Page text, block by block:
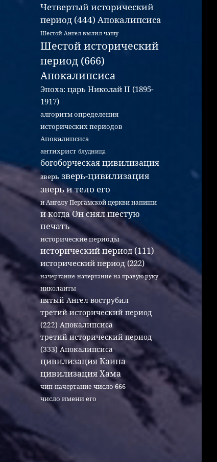
Четвертый исторический
период (444) Апокалипсиса
Шестой Ангел вылил чашу
Шестой исторический
период (666)
Апокалипсиса
Эпоха: царь Николай II (1895-
1917)
алгоритм определения
исторических периодов
Апокалипсиса
антихрист блудница
богоборческая цивилизация
зверь зверь-цивилизация
зверь и тело его
и Ангелу Пергамской церкви напиши
и когда Он снял шестую
печать
исторические периоды
исторический период (111)
исторический период (222)
начертание начертание на правую руку
николаиты
пятый Ангел вострубил
третий исторический период
(222) Апокалипсиса
третий исторический период
(333) Апокалипсиса
цивилизация Каина
цивилизация Хама
чип-начертание число 666
число имени его